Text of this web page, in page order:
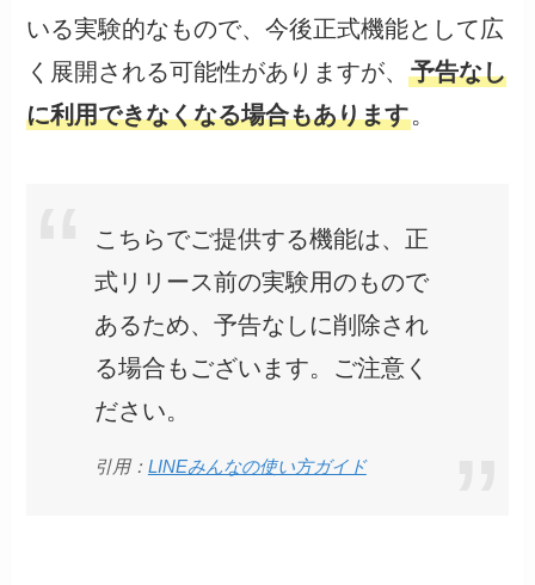
いる実験的なもので、今後正式機能として広
く展開される可能性がありますが、予告なし
に利用できなくなる場合もあります。
こちらでご提供する機能は、正
式リリース前の実験用のもので
あるため、予告なしに削除され
る場合もございます。ご注意く
ださい。
引用： LINEみんなの使い方ガイド